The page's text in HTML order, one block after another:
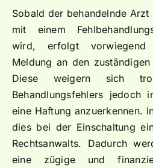
Sobald der behandelnde
mit einem
wird, erfolgt vorwiegend
Meldung an den
Diese weigern sich
Behandlungsfehlers jedoch
eine Haftung anzuerkennen.
dies bei der Einschaltung
Rechtsanwalts. Dadurch
eine zügige und